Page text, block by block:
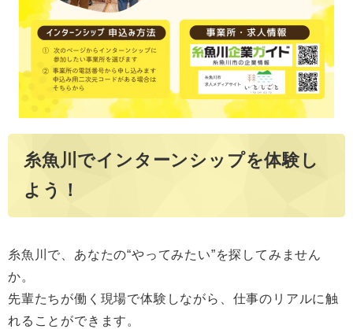
糸魚川でインターンシップを体験し
よう！
糸魚川で、あなたの“やってみたい”を探してみません
か。
先輩たちが働く現場で体験しながら、仕事のリアルに触
れることができます。